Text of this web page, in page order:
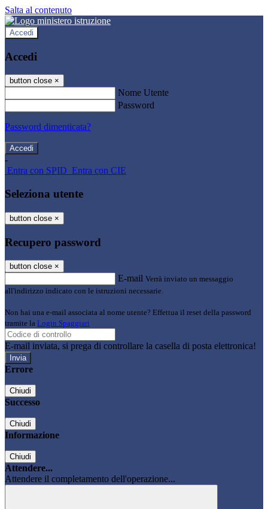
Salta al contenuto
Accedi
Accedi
button close ×
Nome Utente
Password
Password dimenticata?
-
Entra con SPID Entra con CIE
Seleziona utente
button close ×
Recupero password
button close ×
E-mail Verrà inviato un messaggio
all'indirizzo indicato con le istruzioni necessarie.
Non hai una e-mail associata al nome utente? Effettua il reset della password
tramite la Login Spaggiari
E-mail inviata, si prega di controllare la casella di posta elettronica!
Errore
Chiudi
Successo
Chiudi
Informazione
Chiudi
Attendere...
Attendere il completamento dell'operazione...